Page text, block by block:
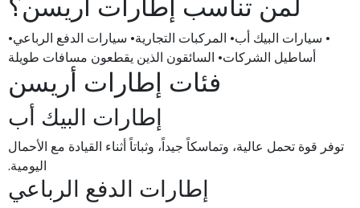
• سيارات البيك أب• المركبات التجارية• سيارات الدفع الرباعي•
أساطيل الشركات• السائقون الذين يقطعون مسافات طويلة
فئات إطارات أريسن
إطارات البيك أب
توفر قوة تحمل عالية، وتماسكاً جيداً، وثباتاً أثناء القيادة مع الأحمال
اليومية.
إطارات الدفع الرباعي